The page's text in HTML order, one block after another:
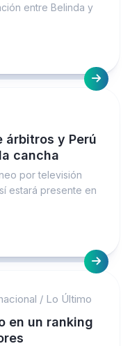
entre Belinda y
árbitros y Perú
cancha
por televisión
estará presente en
/ Lo Último
en un ranking